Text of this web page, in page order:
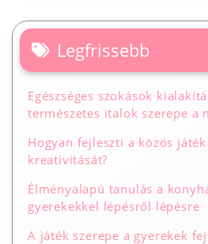
Legfrissebb
Egészséges szokások
természetes italok szerepe a
Hogyan fejleszti a közös
kreativitását?
Élményalapú tanulás a
gyerekekkel lépésről lépésre
A játék szerepe a gyerekek